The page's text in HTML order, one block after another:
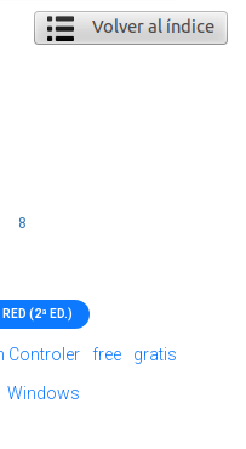
8
(2ª ED.)
Controler free
gratis
Windows